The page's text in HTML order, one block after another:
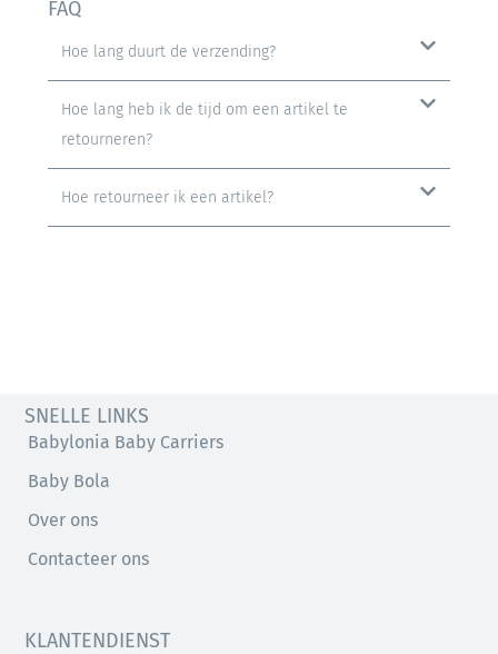
FAQ
Hoe lang duurt de verzending?
Hoe lang heb ik de tijd om een ​​artikel te
retourneren?
Hoe retourneer ik een artikel?
SNELLE LINKS
Babylonia Baby Carriers
Baby Bola
Over ons
Contacteer ons
KLANTENDIENST